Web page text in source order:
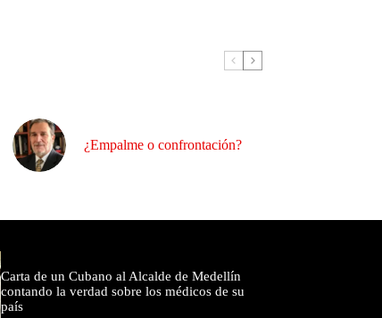
¿Empalme o confrontación?
Carta de un Cubano al Alcalde de Medellín
contando la verdad sobre los médicos de su
país